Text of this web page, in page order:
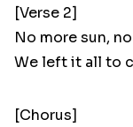
[Verse 2]
No more sun,
We left it all to
[Chorus]